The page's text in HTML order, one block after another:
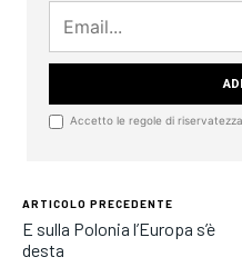
Accetto le regole di
ARTICOLO PRECEDENTE
E sulla Polonia l’Europa s’è
desta